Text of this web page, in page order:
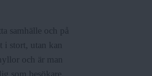
samhälle och på
i stort, utan kan
och är man
som besökare.